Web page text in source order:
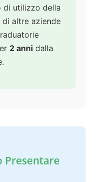
di utilizzo della
altre aziende
2 anni dalla
Presentare